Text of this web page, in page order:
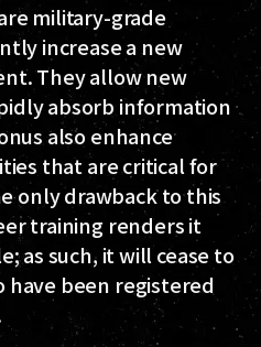
military-grade
increase a new
They allow new
absorb information
also enhance
that are critical for
only drawback to this
training renders it
as such, it will cease to
been registered